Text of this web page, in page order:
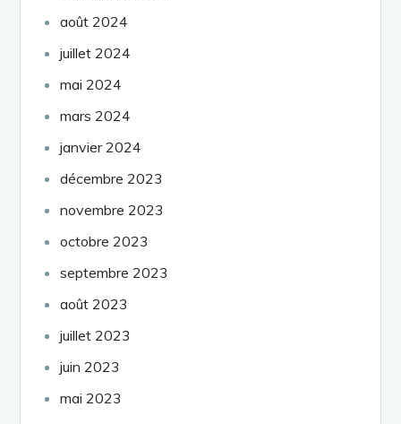
août 2024
juillet 2024
mai 2024
mars 2024
janvier 2024
décembre 2023
novembre 2023
octobre 2023
septembre 2023
août 2023
juillet 2023
juin 2023
mai 2023